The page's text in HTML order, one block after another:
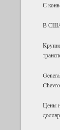
С
В США
Цены